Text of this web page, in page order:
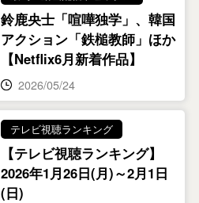
鈴鹿央士「喧嘩独学」、韓国
アクション「鉄槌教師」ほか
【Netflix6月新着作品】
2026/05/24
テレビ視聴ランキング
【テレビ視聴ランキング】
2026年1月26日(月)～2月1日
(日)